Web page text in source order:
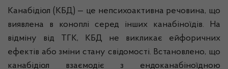
Канабідіол (КБД) — це непсихоактивна речовина, що
виявлена в коноплі серед інших канабіноїдів. На
відміну від ТГК, КБД не викликає ейфоричних
ефектів або зміни стану свідомості. Встановлено, що
канабідіол взаємодіє з ендоканабіноїдною